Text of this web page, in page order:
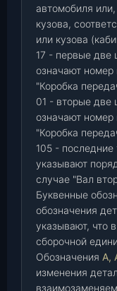
автомобиля
кузова,
или кузова
17 - первые две
означают
"Коробка
01 - вторые две
означают
"Коробка
105 -
указывают
случае "Вал
Буквенные
обозначения
указывают, что
сборочной
Обозначения А,
изменения